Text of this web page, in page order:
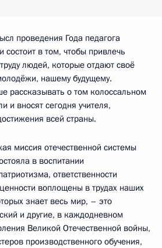
проведения Года педагога
состоит в том, чтобы привлечь
людей, которые отдают своё
нашему будущему.
рассказывать о том колоссальном
и вносят сегодня учителя,
всей страны.
миссия отечественной системы
в воспитании
ответственности
воплощены в трудах наших
знает весь мир, – это
и другие, в каждодневном
Великой Отечественной войны,
производственного обучения,